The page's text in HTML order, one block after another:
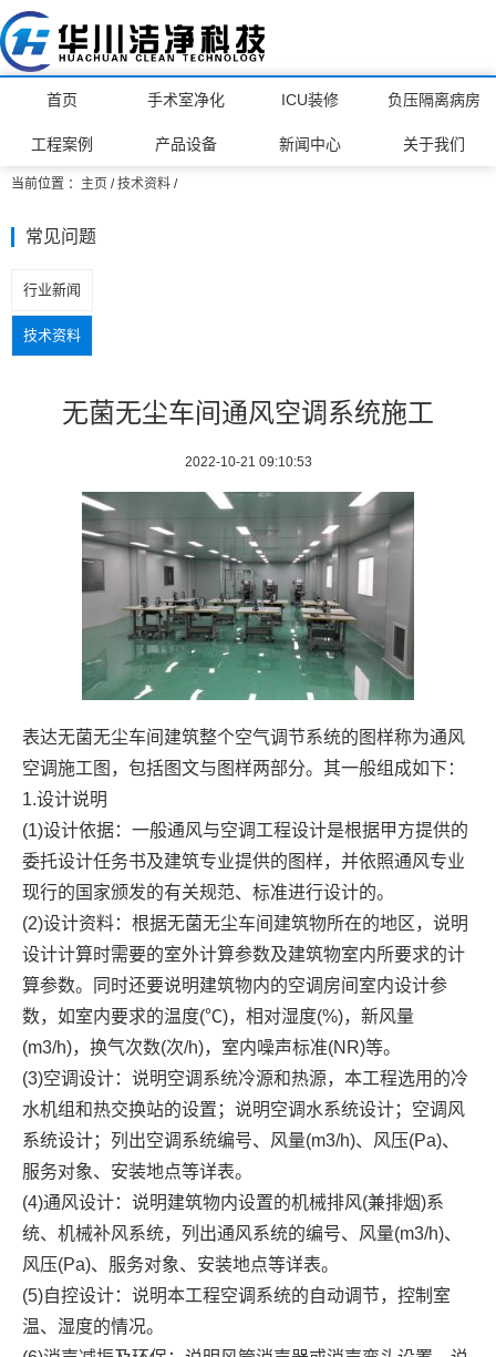
首页 手术室净化 ICU装修 负压隔离病房
工程案例 产品设备 新闻中心 关于我们
当前位置 ： 主页 /技术资料 /
常见问题
行业新闻
技术资料
无菌无尘车间通风空调系统施工
2022-10-21 09:10:53
表达无菌无尘车间建筑整个空气调节系统的图样称为通风
空调施工图，包括图文与图样两部分。其一般组成如下：
1.设计说明
(1)设计依据：一般通风与空调工程设计是根据甲方提供的
委托设计任务书及建筑专业提供的图样，并依照通风专业
现行的国家颁发的有关规范、标准进行设计的。
(2)设计资料：根据无菌无尘车间建筑物所在的地区，说明
设计计算时需要的室外计算参数及建筑物室内所要求的计
算参数。同时还要说明建筑物内的空调房间室内设计参
数，如室内要求的温度(℃)，相对湿度(%)，新风量
(m3/h)，换气次数(次/h)，室内噪声标准(NR)等。
(3)空调设计：说明空调系统冷源和热源，本工程选用的冷
水机组和热交换站的设置；说明空调水系统设计；空调风
系统设计；列出空调系统编号、风量(m3/h)、风压(Pa)、
服务对象、安装地点等详表。
(4)通风设计：说明建筑物内设置的机械排风(兼排烟)系
统、机械补风系统，列出通风系统的编号、风量(m3/h)、
风压(Pa)、服务对象、安装地点等详表。
(5)自控设计：说明本工程空调系统的自动调节，控制室
温、湿度的情况。